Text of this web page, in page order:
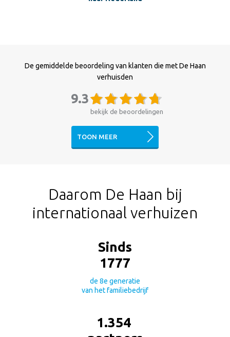
De gemiddelde beoordeling van klanten die met De Haan
verhuisden
bekijk de beoordelingen
9.3
TOON MEER
Daarom De Haan bij
internationaal verhuizen
Sinds
1777
de 8e generatie
van het familiebedrijf
1.412